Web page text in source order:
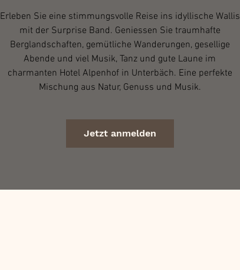
Erleben Sie eine stimmungsvolle Reise ins idyllische Wallis
mit der Surprise Band. Geniessen Sie traumhafte
Berglandschaften, gemütliche Wanderungen, gesellige
Abende und viel Musik, Tanz und gute Laune im
charmanten Hotel Alpenhof in Unterbäch. Eine perfekte
Mischung aus Natur, Genuss und Musik.
Jetzt anmelden